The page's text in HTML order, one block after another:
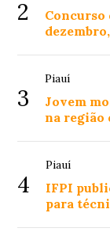
2
Concurso
3
Piauí
Jovem
na região
4
Piauí
IFPI
para